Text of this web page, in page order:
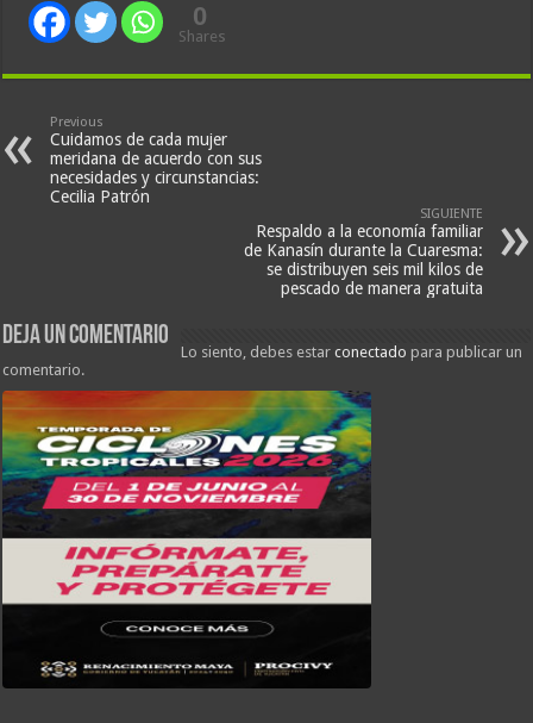
0
Shares
Previous
Cuidamos de cada mujer
meridana de acuerdo con sus
necesidades y circunstancias:
Cecilia Patrón
SIGUIENTE
Respaldo a la economía familiar
de Kanasín durante la Cuaresma:
se distribuyen seis mil kilos de
pescado de manera gratuita
Deja un comentario
Lo siento, debes estarconectado para publicar un
comentario.